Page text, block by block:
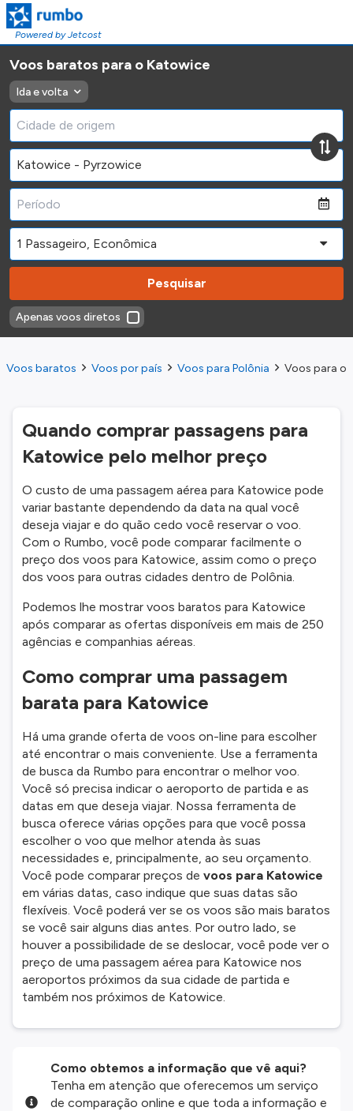
Powered by Jetcost
Voos baratos para o Katowice
Ida e volta
Pesquisar
Apenas voos diretos
Voos baratos Voos por país Voos para Polônia Voos para o
Quando comprar passagens para
Katowice pelo melhor preço
O custo de uma passagem aérea para Katowice pode
variar bastante dependendo da data na qual você
deseja viajar e do quão cedo você reservar o voo.
Com o Rumbo, você pode comparar facilmente o
preço dos voos para Katowice, assim como o preço
dos voos para outras cidades dentro de Polônia.
Podemos lhe mostrar voos baratos para Katowice
após comparar as ofertas disponíveis em mais de 250
agências e companhias aéreas.
Como comprar uma passagem
barata para Katowice
Há uma grande oferta de voos on-line para escolher
até encontrar o mais conveniente. Use a ferramenta
de busca da Rumbo para encontrar o melhor voo.
Você só precisa indicar o aeroporto de partida e as
datas em que deseja viajar. Nossa ferramenta de
busca oferece várias opções para que você possa
escolher o voo que melhor atenda às suas
necessidades e, principalmente, ao seu orçamento.
Você pode comparar preços de voos para Katowice
em várias datas, caso indique que suas datas são
flexíveis. Você poderá ver se os voos são mais baratos
se você sair alguns dias antes. Por outro lado, se
houver a possibilidade de se deslocar, você pode ver o
preço de uma passagem aérea para Katowice nos
aeroportos próximos da sua cidade de partida e
também nos próximos de Katowice.
Como obtemos a informação que vê aqui?
Tenha em atenção que oferecemos um serviço
de comparação online e que toda a informação e